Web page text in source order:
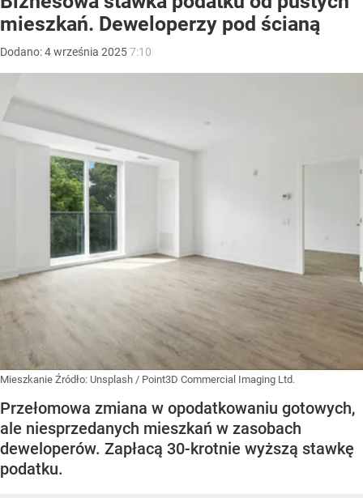
mieszkań. Deweloperzy pod ścianą
Dodano:4września 20257:10
Mieszkanie Źródło: Unsplash / Point3D Commercial Imaging Ltd.
Przełomowa zmiana w opodatkowaniu gotowych,
ale niesprzedanych mieszkań w zasobach
deweloperów. Zapłacą 30-krotnie wyższą stawkę
podatku.